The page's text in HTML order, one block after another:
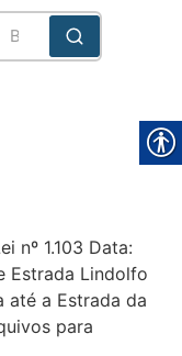
nº 1.103 Data:
Estrada Lindolfo
até a Estrada da
para